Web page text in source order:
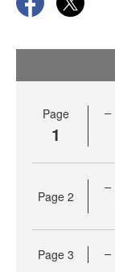
Page
1
Page 2
Page 3